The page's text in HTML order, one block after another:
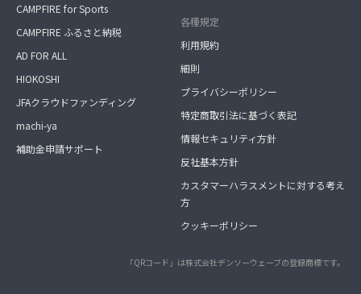
CAMPFIRE for Sports
CAMPFIRE ふるさと納税
AD FOR ALL
HIOKOSHI
JFAクラウドファンディング
machi-ya
補助金申請サポート
各種規定
利用規約
細則
プライバシーポリシー
特定商取引法に基づく表記
情報セキュリティ方針
反社基本方針
カスタマーハラスメントに対する考え
方
クッキーポリシー
「QRコード」は株式会社デンソーウェーブの登録商標です。